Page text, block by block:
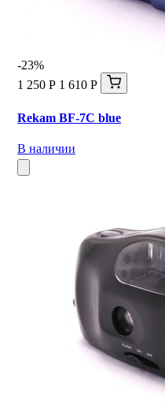
-23%
1 250 Р 1 610 Р
Rekam BF-7C blue
В наличии